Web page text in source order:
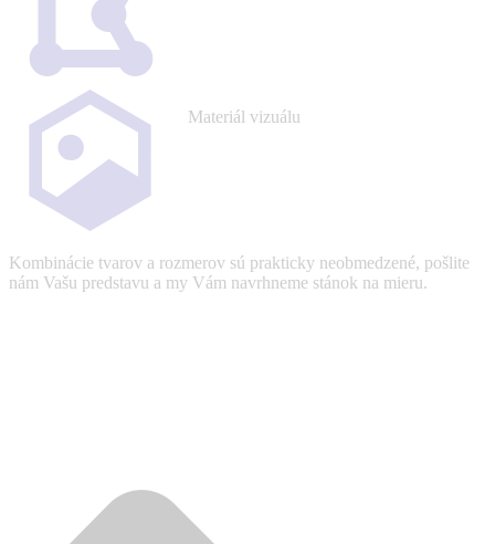
Materiál vizuálu
Kombinácie tvarov a rozmerov sú prakticky neobmedzené, pošlite
nám Vašu predstavu a my Vám navrhneme stánok na mieru.